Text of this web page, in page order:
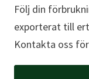
Följ din
exporterat till
Kontakta oss